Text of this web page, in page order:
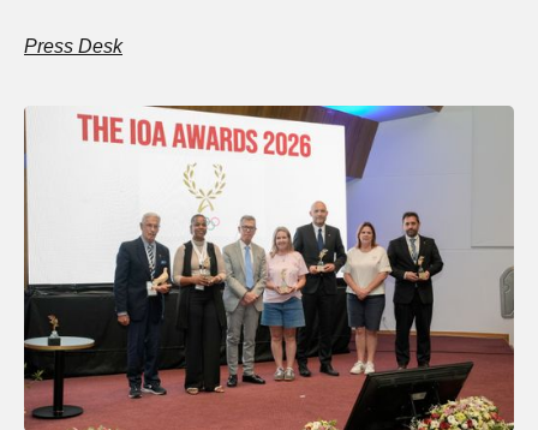
Press Desk